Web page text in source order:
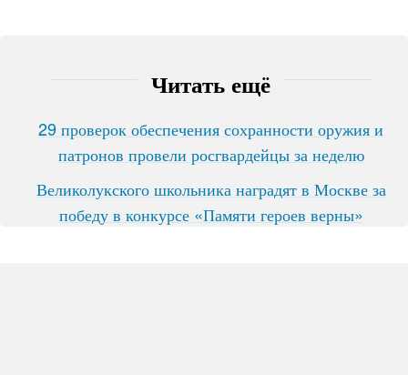
Читать ещё
29 проверок обеспечения сохранности оружия и
патронов провели росгвардейцы за неделю
Великолукского школьника наградят в Москве за
победу в конкурсе «Памяти героев верны»